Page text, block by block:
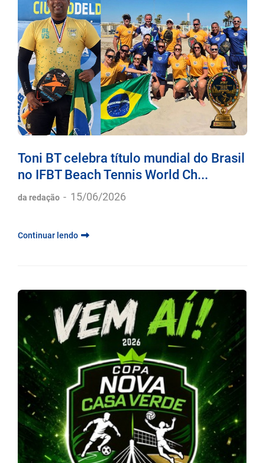
Toni BT celebra título mundial do Brasil
no IFBT Beach Tennis World Ch...
da redação - 15/06/2026
Continuar lendo